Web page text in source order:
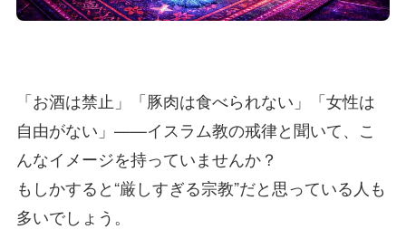
「お酒は禁止」「豚肉は食べられない」「女性は
自由がない」——イスラム教の戒律と聞いて、こ
んなイメージを持っていませんか？
もしかすると“厳しすぎる宗教”だと思っている人も
多いでしょう。